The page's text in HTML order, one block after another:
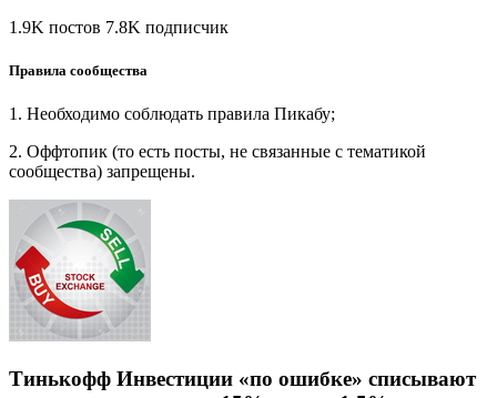
1.9K постов 7.8K подписчик
Правила сообщества
1. Необходимо соблюдать правила Пикабу;
2. Оффтопик (то есть посты, не связанные с тематикой
сообщества) запрещены.
Тинькофф Инвестиции «по ошибке» списывают